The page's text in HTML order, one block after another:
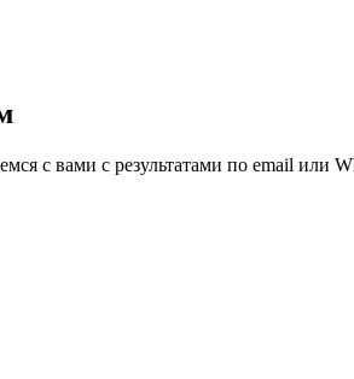
с вами с результатами по email или